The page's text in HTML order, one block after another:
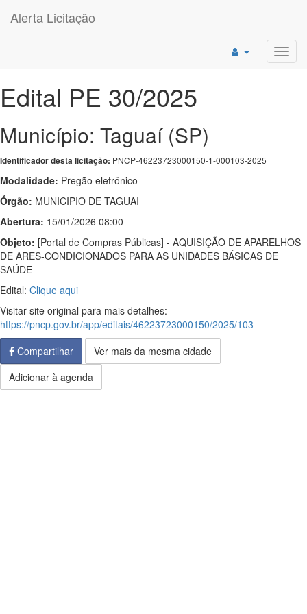
Alerta Licitação
Edital PE 30/2025
Município: Taguaí (SP)
Identificador desta licitação: PNCP-46223723000150-1-000103-2025
Modalidade: Pregão eletrônico
Órgão: MUNICIPIO DE TAGUAI
Abertura: 15/01/2026 08:00
Objeto: [Portal de Compras Públicas] - AQUISIÇÃO DE APARELHOS
DE ARES-CONDICIONADOS PARA AS UNIDADES BÁSICAS DE
SAÚDE
Edital: Clique aqui
Visitar site original para mais detalhes:
https://pncp.gov.br/app/editais/46223723000150/2025/103
Compartilhar
Ver mais da mesma cidade
Adicionar à agenda